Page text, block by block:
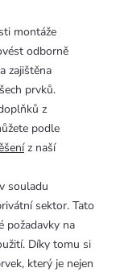
montáže
odborně
zajištěna
prvků.
z
podle
z naší
souladu
sektor. Tato
požadavky na
Díky tomu si
který je nejen